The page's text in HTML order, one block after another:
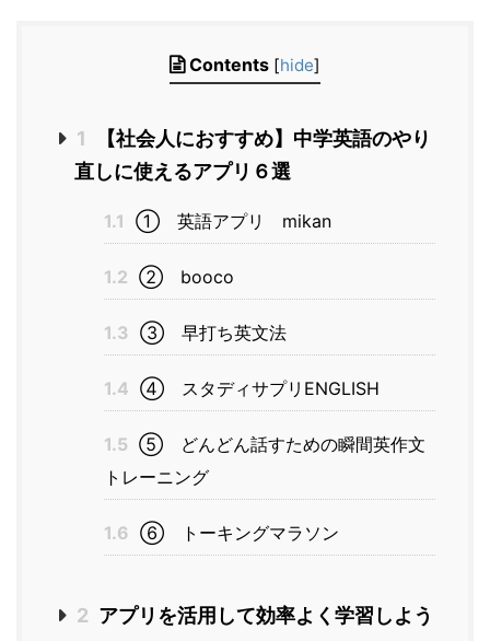
Contents [hide]
1
【社会人におすすめ】中学英語のやり
直しに使えるアプリ６選
1.1 ① 英語アプリ mikan
1.2 ② booco
1.3 ③ 早打ち英文法
1.4 ④ スタディサプリENGLISH
1.5 ⑤ どんどん話すための瞬間英作文
トレーニング
1.6 ⑥ トーキングマラソン
2 アプリを活用して効率よく学習しよう